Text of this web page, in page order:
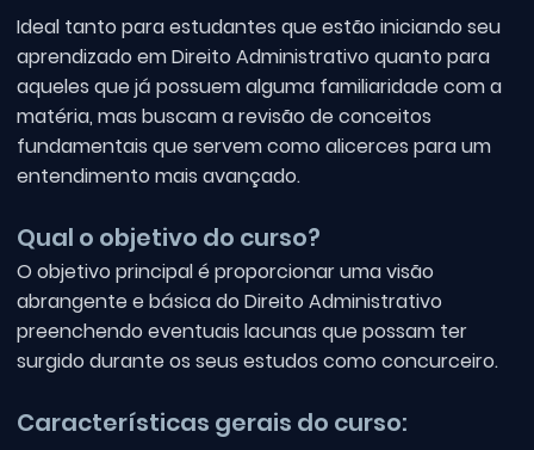
Ideal tanto para estudantes que estão iniciando seu
aprendizado em Direito Administrativo quanto para
aqueles que já possuem alguma familiaridade com a
matéria, mas buscam a revisão de conceitos
fundamentais que servem como alicerces para um
entendimento mais avançado.
Qual o objetivo do curso?
O objetivo principal é proporcionar uma visão
abrangente e básica do Direito Administrativo
preenchendo eventuais lacunas que possam ter
surgido durante os seus estudos como concurceiro.
Características gerais do curso: